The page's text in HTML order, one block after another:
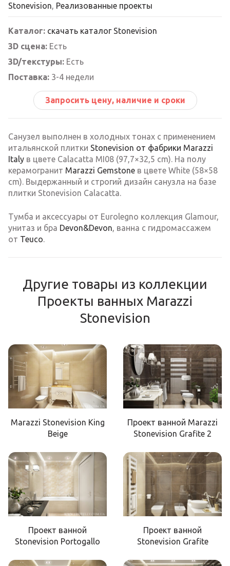
Stonevision, Реализованные проекты
Каталог: скачать каталог Stonevision
3D сцена: Есть
3D/текстуры: Есть
Поставка: 3-4 недели
Запросить цену, наличие и сроки
Санузел выполнен в холодных тонах с применением
итальянской плитки Stonevision от фабрики Marazzi
Italy в цвете Calacatta MI08 (97,7×32,5 cm). На полу
керамогранит Marazzi Gemstone в цвете White (58×58
cm). Выдержанный и строгий дизайн санузла на базе
плитки Stonevision Calacatta.
Тумба и аксессуары от Eurolegno коллекция Glamour,
унитаз и бра Devon&Devon, ванна c гидромассажем
от Teuco.
Другие товары из коллекции
Проекты ванных Marazzi
Stonevision
Marazzi Stonevision King
Beige
Проект ванной Marazzi
Stonevision Grafite 2
Проект ванной
Stonevision Portogallo
Проект ванной
Stonevision Grafite